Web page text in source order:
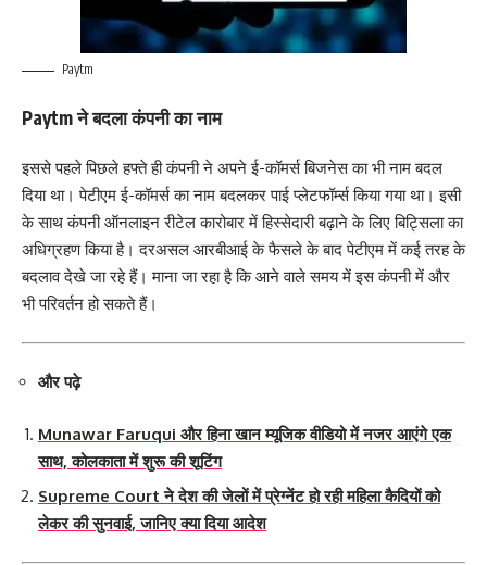
Paytm
Paytm ने बदला कंपनी का नाम
इससे पहले पिछले हफ्ते ही कंपनी ने अपने ई-कॉमर्स बिजनेस का भी नाम बदल
दिया था। पेटीएम ई-कॉमर्स का नाम बदलकर पाई प्लेटफॉर्म्स किया गया था। इसी
के साथ कंपनी ऑनलाइन रीटेल कारोबार में हिस्सेदारी बढ़ाने के लिए बिट्सिला का
अधिग्रहण किया है। दरअसल आरबीआई के फैसले के बाद पेटीएम में कई तरह के
बदलाव देखे जा रहे हैं। माना जा रहा है कि आने वाले समय में इस कंपनी में और
भी परिवर्तन हो सकते हैं।
और पढ़े
Munawar Faruqui और हिना खान म्यूजिक वीडियो में नजर आएंगे एक
साथ, कोलकाता में शुरू की शूटिंग
Supreme Court ने देश की जेलों में प्रेग्नेंट हो रही महिला कैदियों को
लेकर की सुनवाई, जानिए क्या दिया आदेश